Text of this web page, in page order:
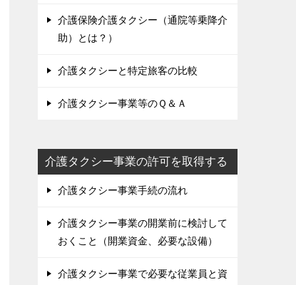
介護保険介護タクシー（通院等乗降介
助）とは？）
介護タクシーと特定旅客の比較
介護タクシー事業等のＱ＆Ａ
介護タクシー事業の許可を取得する
介護タクシー事業手続の流れ
介護タクシー事業の開業前に検討して
おくこと（開業資金、必要な設備）
介護タクシー事業で必要な従業員と資